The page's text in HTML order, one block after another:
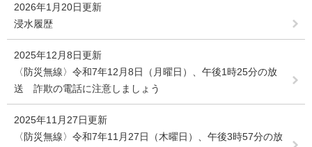
2026年1月20日更新
浸水履歴
2025年12月8日更新
〈防災無線〉令和7年12月8日（月曜日）、午後1時25分の放
送 詐欺の電話に注意しましょう
2025年11月27日更新
〈防災無線〉令和7年11月27日（木曜日）、午後3時57分の放